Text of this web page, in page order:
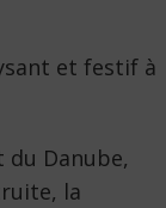
et festif à
du Danube,
la